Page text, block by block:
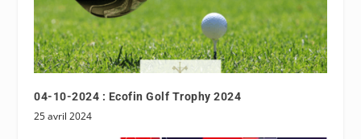
04-10-2024 : Ecofin Golf Trophy 2024
25 avril 2024